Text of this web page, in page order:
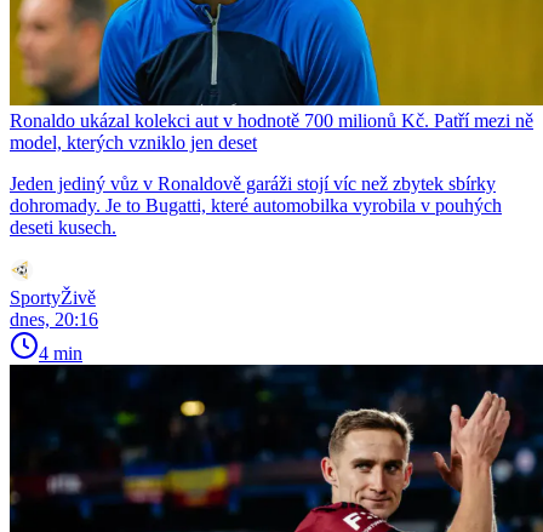
Ronaldo ukázal kolekci aut v hodnotě 700 milionů Kč. Patří mezi ně
model, kterých vzniklo jen deset
Jeden jediný vůz v Ronaldově garáži stojí víc než zbytek sbírky
dohromady. Je to Bugatti, které automobilka vyrobila v pouhých
deseti kusech.
SportyŽivě
dnes, 20:16
4 min